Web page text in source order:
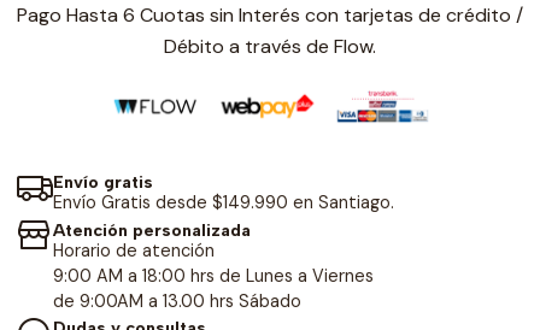
Pago Hasta 6 Cuotas sin Interés con tarjetas de crédito /
Débito a través de Flow.
Envío gratis
Envío Gratis desde $149.990 en Santiago.
Atención personalizada
Horario de atención
9:00 AM a 18:00 hrs de Lunes a Viernes
de 9:00AM a 13.00 hrs Sábado